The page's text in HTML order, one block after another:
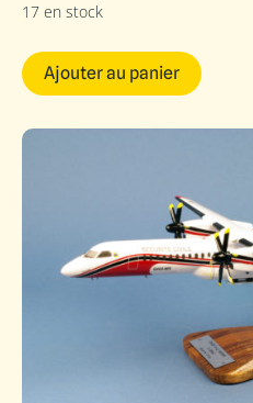
17 en stock
Ajouter au panier